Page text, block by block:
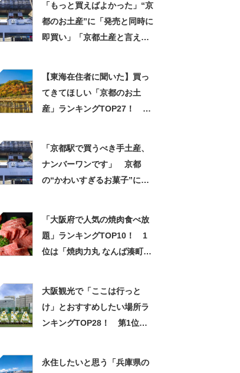
「もっと買えばよかった」“京
都のお土産”に「発売と同時に
即買い」「京都土産と言え
【東海在住者に聞いた】買っ
てきてほしい「京都のお土
産」ランキングTOP27！ 第
「京都駅で買うべき手土産、
ナンバーワンです」 京都
の“かわいすぎるお菓子”に反
「大阪府で人気の焼肉食べ放
題」ランキングTOP10！ 1
位は「焼肉力丸 なんば湊町
大阪観光で「ここは行っと
け」とおすすめしたい場所ラ
ンキングTOP28！ 第1位は
永住したいと思う「兵庫県の